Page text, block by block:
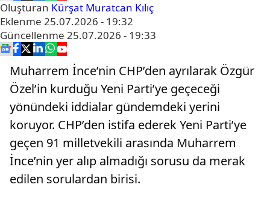
Oluşturan Kürşat Muratcan Kılıç
Eklenme 25.07.2026 - 19:32
Güncellenme 25.07.2026 - 19:33
Muharrem İnce’nin CHP’den ayrılarak Özgür
Özel’in kurduğu Yeni Parti’ye geçeceği
yönündeki iddialar gündemdeki yerini
koruyor. CHP’den istifa ederek Yeni Parti’ye
geçen 91 milletvekili arasında Muharrem
İnce’nin yer alıp almadığı sorusu da merak
edilen sorulardan birisi.